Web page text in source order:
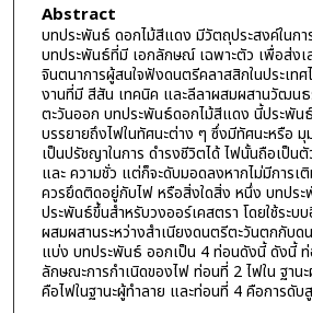
Abstract
บทประพันธ์ ดอกไม้สีแดง มีวัตถุประสงค์ในก
บทประพันธ์ที่มี เอกลักษณ์ เฉพาะตัว เพื่อส่งเ
จินตนาการผู้สนใจฟังดนตรีคลาสสิกในประเท
งานที่มี สีสัน เทคนิค และลีลาผสมผสานวัฒน
ตะวันออก บทประพันธ์ดอกไม้สีแดง นี้ประพัน
บรรยายถึงไฟในทัศนะต่าง ๆ ซึ่งมีทัศนะหรือ มุ
เป็นปรัชญาในการ ดำรงชีวิตได้ ไฟนั้นถือเป็น
และ ความชั่ว แต่ก็จะดับมอดลงหากไม่มีการเติ
ควรยึดติดอยู่กับไฟ หรือสิ่งใดสิ่ง หนึ่ง บทปร
ประพันธ์ขึ้นสำหรับวงออร์เคสตรา โดยใช้ระ
ผสมผสานระหว่างสำเนียงดนตรีตะวันตกกับด
แบ่ง บทประพันธ์ ออกเป็น 4 ท่อนดังนี้ ดังนี้ ท่
ลักษณะการกำเนิดของไฟ ท่อนที่ 2 ไฟใน ฐาน
คือไฟในฐานะผู้ทำลาย และท่อนที่ 4 คือการดั